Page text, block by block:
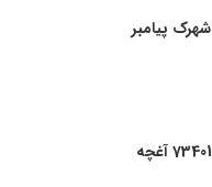
دفتر پیشخوان دولت شماره 192 شهرک پیامبر
دفتر پیشخوان دولت شماره 73401036 آغچه